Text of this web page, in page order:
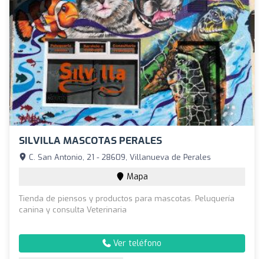
SILVILLA MASCOTAS PERALES
C. San Antonio, 21 - 28609, Villanueva de Perales
Mapa
Tienda de piensos y productos para mascotas. Peluquería
canina y consulta Veterinaria
Ver teléfono